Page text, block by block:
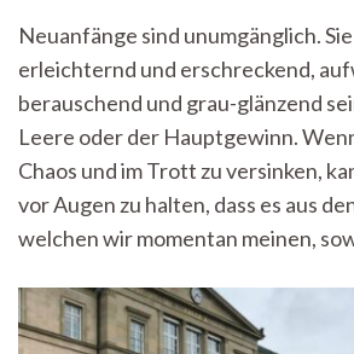
Neuanfänge sind unumgänglich.
erleichternd und erschreckend,
berauschend und grau-glänzend
Leere oder der Hauptgewinn.
Chaos und im Trott zu versinken,
vor Augen zu halten, dass es aus
welchen wir momentan meinen,